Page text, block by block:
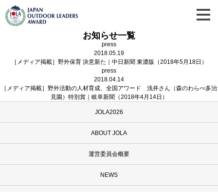
お知らせ一覧
press
2018.05.19
［メディア掲載］野外保育 決意新た｜中日新聞 東濃版（2018年5月18日）
press
2018.04.14
［メディア掲載］野外活動の人材育成、全国アワード 浅井さん（森のわらべ多治
見園）特別賞｜岐阜新聞（2018年4月14日）
JOLA2026
ABOUT JOLA
運営委員会概要
NEWS